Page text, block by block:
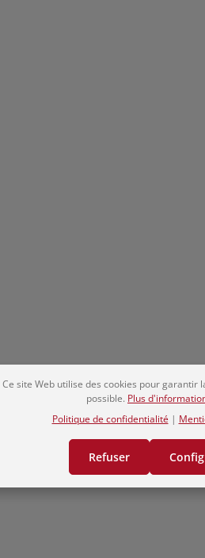
Ce site Web utilise des cookies pour garantir
possible. Plus
Politique de confidentialité |
Refuser